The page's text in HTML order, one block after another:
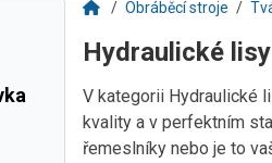
Obráběcí stroje
Hydraulické lisy
V kategorii Hydraulické
kvality a v perfektním
řemeslníky nebo je to